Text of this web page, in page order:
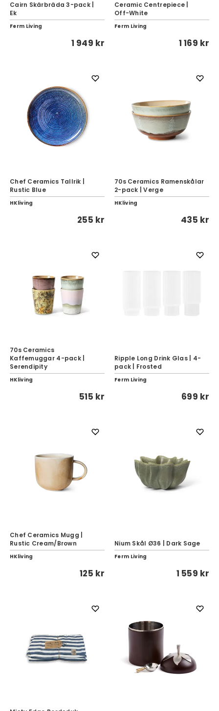
Cairn Skärbräda 3-pack |
Ek
Ferm Living
1 949 kr
Ceramic Centrepiece |
Off-White
Ferm Living
1 169 kr
Chef Ceramics Tallrik |
Rustic Blue
HKliving
255 kr
70s Ceramics Ramenskålar
2-pack | Verge
HKliving
435 kr
70s Ceramics
Kaffemuggar 4-pack |
Serendipity
HKliving
515 kr
Ripple Long Drink Glas | 4-
pack | Frosted
Ferm Living
699 kr
Chef Ceramics Mugg |
Rustic Cream/Brown
HKliving
125 kr
Nium Skål Ø36 | Dark Sage
Ferm Living
1 559 kr